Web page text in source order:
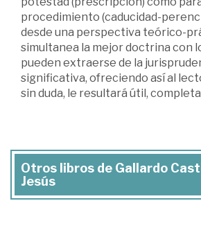
procedimiento (caducidad-
desde una perspectiva teórico-
simultanea la mejor doctrina con
pueden extraerse de la
significativa, ofreciendo así al
sin duda, le resultará útil,
Otros libros de Gallardo
Jesús